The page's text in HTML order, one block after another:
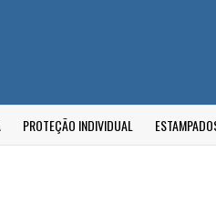
PROTEÇÃO INDIVIDUAL